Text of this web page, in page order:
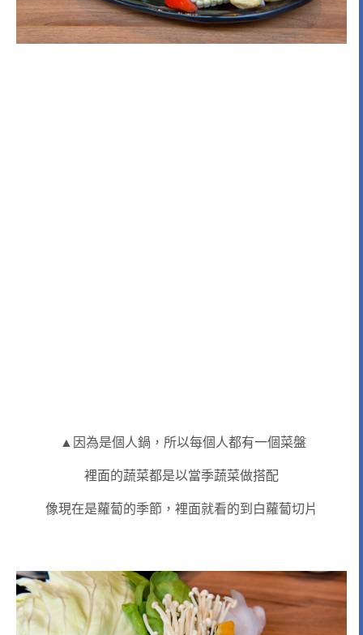
▲因為是個人鍋，所以每個人都有一個菜盤
裡面的蔬菜都是以當季蔬菜做搭配
像現在是蘿蔔的季節，裡面就看的到白蘿蔔切片